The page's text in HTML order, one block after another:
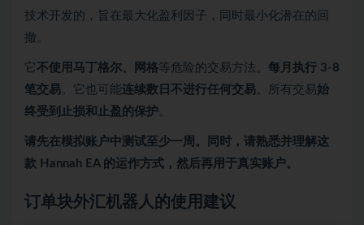
技术开发的，旨在最大化盈利因子，同时最小化潜在的回
撤。
它 不使用马丁格尔、网格等危险的交易方法。 每月执行 3-8
笔交易 。它也可能连续数日不进行任何交易 。所有交易始
终受到止损和止盈的保护
请先在模拟账户中测试至少一周。同时，请熟悉并理解这
款 Hannah EA 的运作方式，然后再用于真实账户。
订单块外汇机器人的使用建议